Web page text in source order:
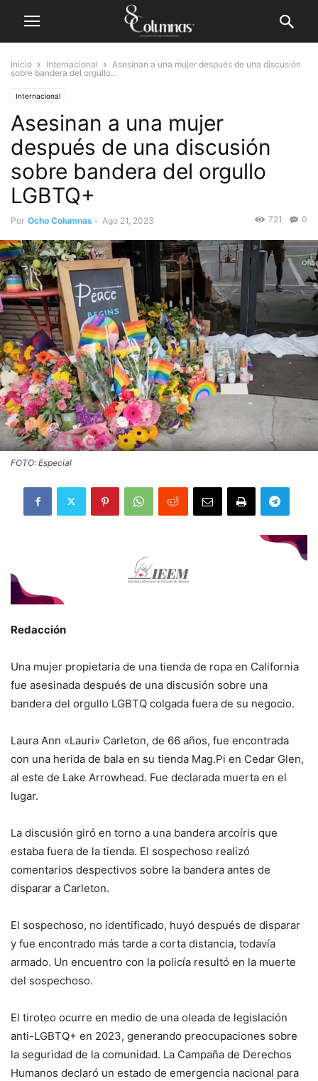
Inicio Internacional
Asesinan a una mujer después de una discusión
sobre bandera del orgullo...
Internacional
Asesinan a una mujer
después de una discusión
sobre bandera del orgullo
LGBTQ+
Por Ocho Columnas - Ago 21, 2023 0
721
FOTO: Especial
Redacción
Una mujer propietaria de una tienda de ropa en California
fue asesinada después de una discusión sobre una
bandera del orgullo LGBTQ colgada fuera de su negocio.
Laura Ann «Lauri» Carleton, de 66 años, fue encontrada
con una herida de bala en su tienda Mag.Pi en Cedar Glen,
al este de Lake Arrowhead. Fue declarada muerta en el
lugar.
La discusión giró en torno a una bandera arcoíris que
estaba fuera de la tienda. El sospechoso realizó
comentarios despectivos sobre la bandera antes de
disparar a Carleton.
El sospechoso, no identificado, huyó después de disparar
y fue encontrado más tarde a corta distancia, todavía
armado. Un encuentro con la policía resultó en la muerte
del sospechoso.
El tiroteo ocurre en medio de una oleada de legislación
anti-LGBTQ+ en 2023, generando preocupaciones sobre
la seguridad de la comunidad. La Campaña de Derechos
Humanos declaró un estado de emergencia nacional para